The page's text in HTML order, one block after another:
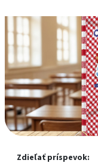
Zdieľať príspevok: